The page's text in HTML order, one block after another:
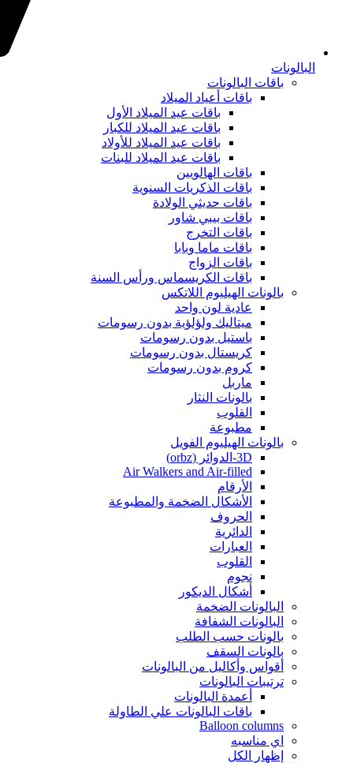
البالونات
باقات البالونات
باقات أعياد الميلاد
باقات عيد الميلاد الأول
باقات عيد الميلاد للكبار
باقات عيد الميلاد للأولاد
باقات عيد الميلاد للبنات
باقات الهالويين
باقات الذكريات السنوية
باقات حديثي الولادة
باقات بيبي شاور
باقات التخرج
باقات ماما وبابا
باقات الزواج
باقات الكريسماس ورأس السنة
بالونات الهيليوم اللاتكس
عادية لون واحد
ميتاليك ولؤلؤية بدون رسومات
باستيل بدون رسومات
كريستال بدون رسومات
كروم بدون رسومات
ماربل
بالونات النثار
القلوب
مطبوعة
بالونات الهيليوم الفويل
3D-الدوائر (orbz)
Air Walkers and Air-filled
الأرقام
الأشكال الضخمة والمطبوعة
الحروف
الدائرية
العبارات
القلوب
نجوم
أشكال الديكور
البالونات الضخمة
البالونات الشفافة
بالونات حسب الطلب
بالونات السقف
أقواس وأكاليل من البالونات
ترتيبات البالونات
أعمدة البالونات
باقات البالونات علي الطاولة
Balloon columns
اي مناسبه
إظهار الكل